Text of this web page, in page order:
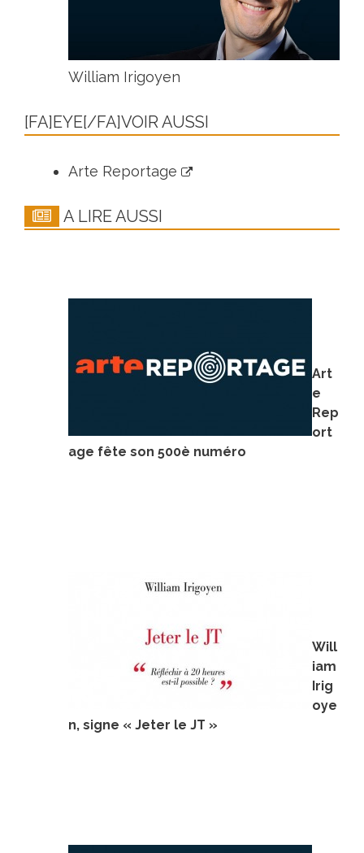
William Irigoyen
[FA]EYE[/FA]VOIR AUSSI
Arte Reportage
A LIRE AUSSI
Art
e
Rep
ort
age fête son 500è numéro
Will
iam
Irig
oye
n, signe « Jeter le JT »